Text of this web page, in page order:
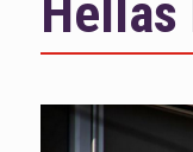
Hellas